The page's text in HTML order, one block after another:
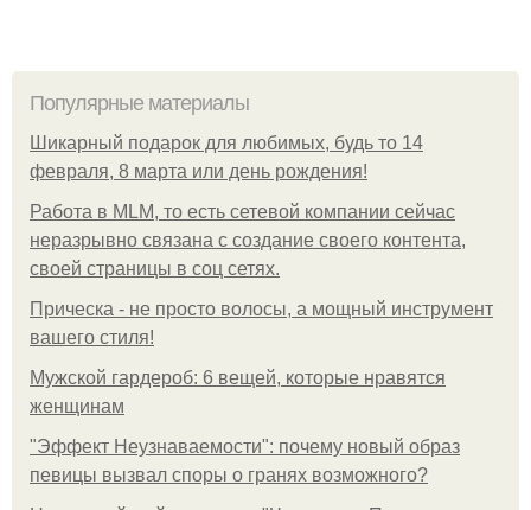
Популярные материалы
Шикарный подарок для любимых, будь то 14
февраля, 8 марта или день рождения!
Работа в MLM, то есть сетевой компании сейчас
неразрывно связана с создание своего контента,
своей страницы в соц сетях.
Прическа - не просто волосы, а мощный инструмент
вашего стиля!
Мужской гардероб: 6 вещей, которые нравятся
женщинам
"Эффект Неузнаваемости": почему новый образ
певицы вызвал споры о гранях возможного?